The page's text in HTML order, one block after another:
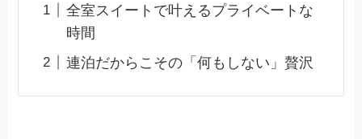
全室スイートで叶えるプライベートな
時間
連泊だからこその「何もしない」贅沢